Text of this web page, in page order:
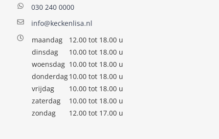
030 240 0000
info@keckenlisa.nl
maandag
12.00 tot 18.00 u
dinsdag
10.00 tot 18.00 u
woensdag 10.00 tot 18.00 u
donderdag10.00 tot 18.00 u
vrijdag
10.00 tot 18.00 u
zaterdag
10.00 tot 18.00 u
zondag
12.00 tot 17.00 u